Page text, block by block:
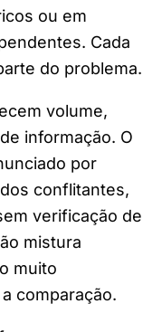
ou em
Cada
do problema.
volume,
informação. O
por
conflitantes,
verificação de
mistura
muito
comparação.